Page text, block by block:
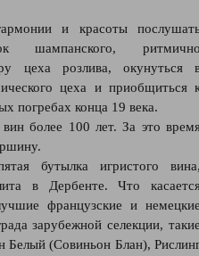
и красоты
шампанского,
цеха розлива, окунуться
цеха и приобщиться
погребах конца 19 века.
более 100 лет. За это
бутылка игристого
в Дербенте. Что
французские и
зарубежной селекции,
Белый (Совиньон Блан),